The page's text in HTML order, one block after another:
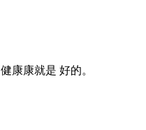
康康就是 好的。